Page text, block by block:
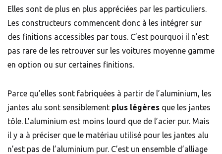
Elles sont de plus en plus appréciées par les particuliers.
Les constructeurs commencent donc à les intégrer sur
des finitions accessibles par tous. C’est pourquoi il n’est
pas rare de les retrouver sur les voitures moyenne gamme
en option ou sur certaines finitions.
Parce qu’elles sont fabriquées à partir de l’aluminium, les
jantes alu sont sensiblement plus légères que les jantes
tôle. L’aluminium est moins lourd que de l’acier pur. Mais
il y a à préciser que le matériau utilisé pour les jantes alu
n’est pas de l’aluminium pur. C’est un ensemble d’alliage